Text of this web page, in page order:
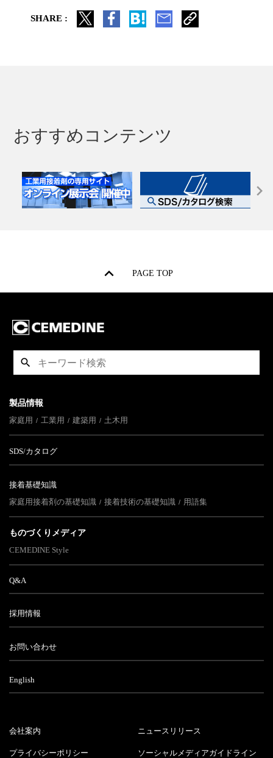
SHARE :
おすすめコンテンツ
PAGE TOP
製品情報
家庭用
工業用 建築用 土木用
SDS/カタログ
接着基礎知識
家庭用接着剤の基礎知識
接着技術の基礎知識 用語集
ものづくりメディア
CEMEDINE Style
Q&A
採用情報
お問い合わせ
English
会社案内 ニュースリリース
プライバシーポリシー ソーシャルメディアガイドライン